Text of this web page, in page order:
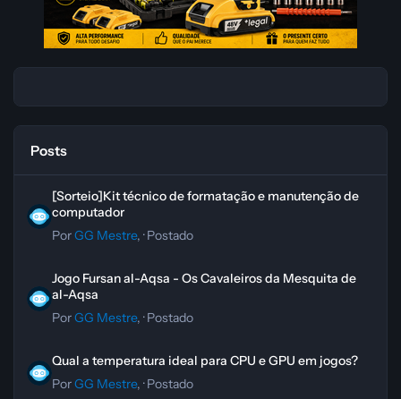
Posts
[Sorteio]Kit técnico de formatação e manutenção de
computador
PorGG Mestre, ·Postado
Jogo Fursan al-Aqsa - Os Cavaleiros da Mesquita de
al-Aqsa
PorGG Mestre, ·Postado
Qual a temperatura ideal para CPU e GPU em jogos?
PorGG Mestre, ·Postado